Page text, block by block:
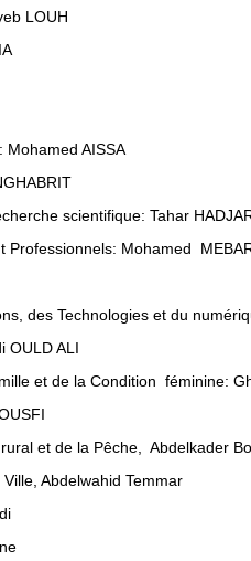
LOUH
Mohamed AISSA
scientifique: Tahar
Professionnels: Mohamed
des Technologies et du
OULD ALI
et de la Condition féminine:
et de la Pêche, Abdelkader
Abdelwahid Temmar